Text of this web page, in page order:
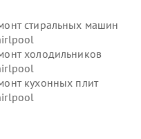
стиральных машин
холодильников
кухонных плит